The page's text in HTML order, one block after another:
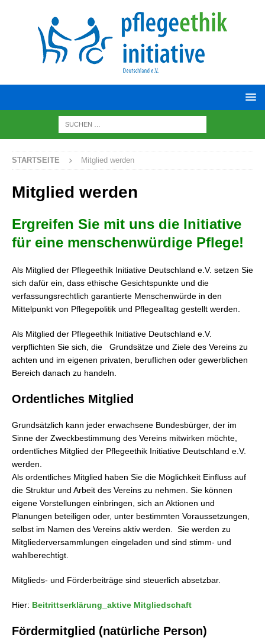
STARTSEITE Mitglied werden
Mitglied werden
Ergreifen Sie mit uns die Initiative
für eine menschenwürdige Pflege!
Als Mitglied der Pflegeethik Initiative Deutschland e.V. setzen Sie
sich dafür ein, dass ethische Gesichtspunkte und die
verfassungsrechtlich garantierte Menschenwürde in den
Mittelpunkt von Pflegepolitik und Pflegealltag gestellt werden.
Als Mitglied der Pflegeethik Initiative Deutschland e.V.
verpflichten Sie sich, die Grundsätze und Ziele des Vereins zu
achten und im eigenen privaten, beruflichen oder gewerblichen
Bereich danach zu handeln.
Ordentliches Mitglied
Grundsätzlich kann jeder erwachsene Bundesbürger, der im
Sinne der Zweckbestimmung des Vereins mitwirken möchte,
ordentliches Mitglied der Pflegeethik Initiative Deutschland e.V.
werden.
Als ordentliches Mitglied haben Sie die Möglichkeit Einfluss auf
die Struktur und Arbeit des Vereins zu nehmen. Sie können
eigene Vorstellungen einbringen, sich an Aktionen und
Planungen beteiligen oder, unter bestimmten Voraussetzungen,
selbst im Namen des Vereins aktiv werden. Sie werden zu
Mitgliederversammlungen eingeladen und sind stimm- und
wahlberechtigt.
Mitglieds- und Förderbeiträge sind steuerlich absetzbar.
Hier: Beitrittserklärung_aktive Mitgliedschaft
Fördermitglied (natürliche Person)